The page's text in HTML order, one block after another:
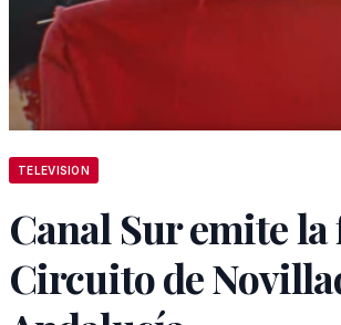
TELEVISION
Canal Sur emite
Circuito de